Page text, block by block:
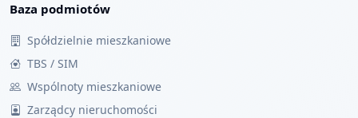
Baza podmiotów
Spółdzielnie mieszkaniowe
TBS / SIM
Wspólnoty mieszkaniowe
Zarządcy nieruchomości